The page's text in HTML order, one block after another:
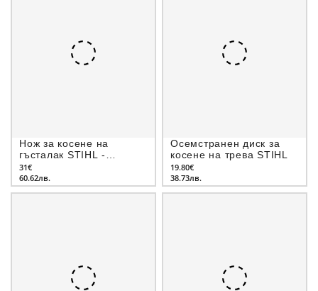
Нож за косене на
гъсталак STIHL -
тристранен
31€
60.62лв.
Осемстранен диск за
косене на трева STIHL
19.80€
38.73лв.